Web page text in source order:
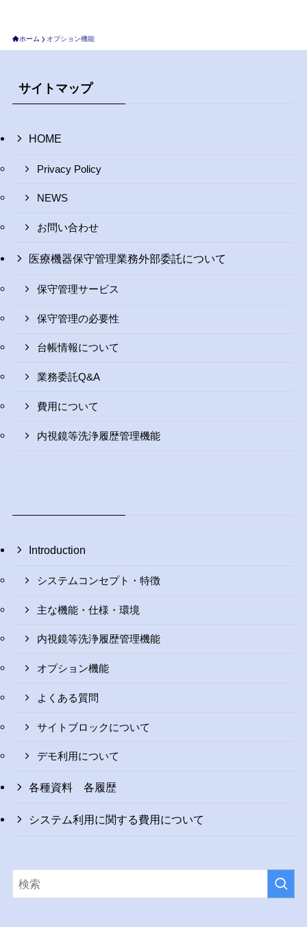
ホーム オプション機能
サイトマップ
HOME
Privacy Policy
NEWS
お問い合わせ
医療機器保守管理業務外部委託について
保守管理サービス
保守管理の必要性
台帳情報について
業務委託Q&A
費用について
内視鏡等洗浄履歴管理機能
Introduction
システムコンセプト・特徴
主な機能・仕様・環境
内視鏡等洗浄履歴管理機能
オプション機能
よくある質問
サイトブロックについて
デモ利用について
各種資料 各履歴
システム利用に関する費用について